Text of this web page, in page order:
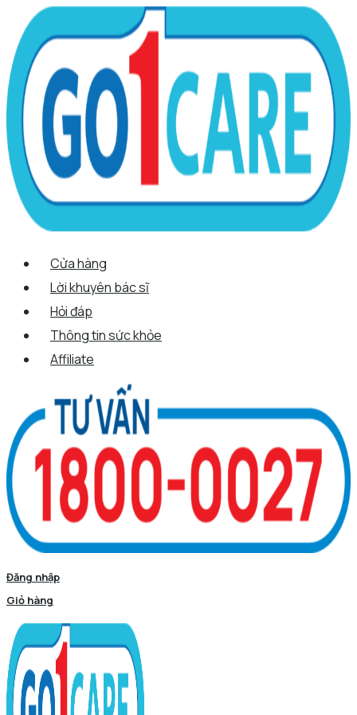
nội
dung
Menu
Cửa hàng
Lời khuyên bác sĩ
Hỏi đáp
Thông tin sức khỏe
Affiliate
Đăng nhập
Giỏ hàng
Tên*
Email*
Trang
web
Scroll
Up